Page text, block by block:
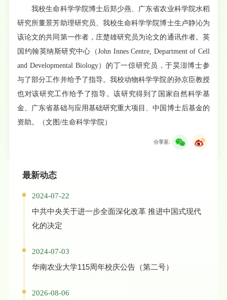
我校生命科学学院博士后郑少燕、广东省农业科学院水稻
研究所董景芳助理研究员、我校生命科学学院博士生卢静沁为
该论文的共同第一作者，庄楚雄研究员为论文的通讯作者。英
国约翰英纳斯研究中心（John Innes Centre, Department of Cell
and Developmental Biology）的丁一倞研究员，于昊澎博士参
与了部分工作并给予了指导。我校动物科学学院的孙京臣教授
也对该研究工作给予了指导。该研究得到了国家自然科学基
金、广东省基础与应用基础研究重大项目、中国博士后基金的
资助。（文图/生命科学学院）
分享至:
最新动态
2024-07-22
中共中央关于进一步全面深化改革 推进中国式现代
化的决定
2024-07-03
华南农业大学115周年校庆公告（第二号）
2026-08-06